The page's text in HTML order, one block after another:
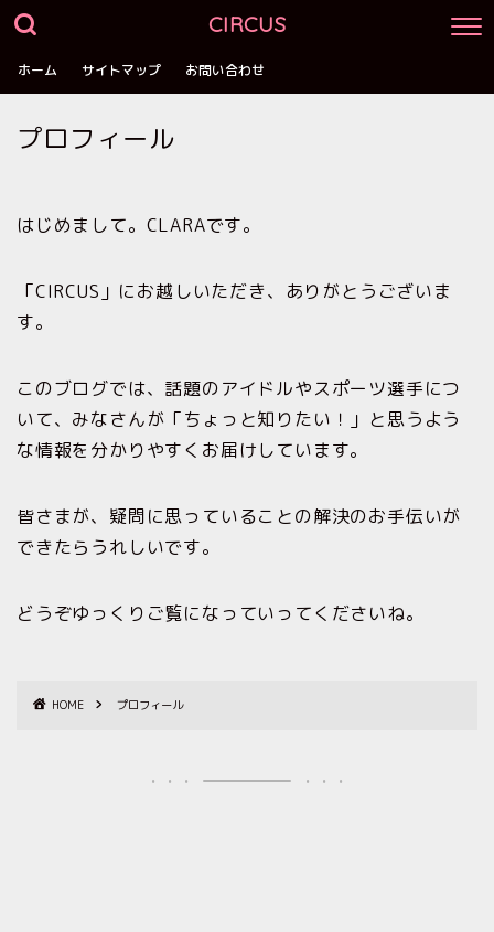
CIRCUS
ホーム サイトマップ お問い合わせ
プロフィール
はじめまして。CLARAです。
「CIRCUS」にお越しいただき、ありがとうございま
す。
このブログでは、話題のアイドルやスポーツ選手につ
いて、みなさんが「ちょっと知りたい！」と思うよう
な情報を分かりやすくお届けしています。
皆さまが、疑問に思っていることの解決のお手伝いが
できたらうれしいです。
どうぞゆっくりご覧になっていってくださいね。
HOME プロフィール